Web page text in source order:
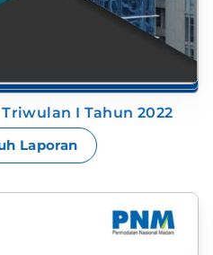
I Tahun 2022
Laporan